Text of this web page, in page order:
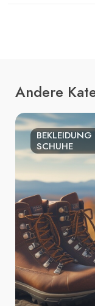
Andere
SCHUHE